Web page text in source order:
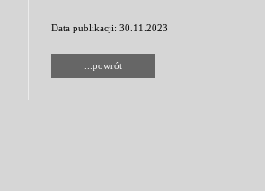
Data publikacji: 30.11.2023
...powrót